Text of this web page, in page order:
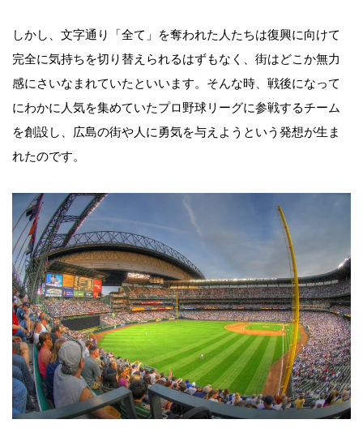
しかし、文字通り「全て」を奪われた人たちは復興に向けて
完全に気持ちを切り替えられるはずもなく、街はどこか無力
感にさいなまれていたといいます。そんな時、戦後になって
にわかに人気を集めていたプロ野球リーグに参戦するチーム
を創設し、広島の街や人に勇気を与えようという発想が生ま
れたのです。